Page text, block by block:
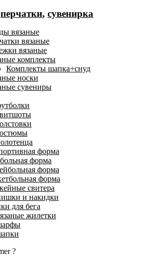
перчатки, сувенирка
вязаные
вязаные
вязаные
комплекты
Комплекты шапка+снуд
носки
сувениры
форма
форма
форма
форма
свитера
и накидки
для бега
жилетки
?